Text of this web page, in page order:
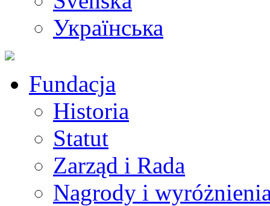
Українська
Fundacja
Historia
Statut
Zarząd i Rada
Nagrody i